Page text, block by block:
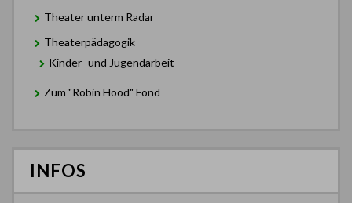
Theater unterm Radar
Theaterpädagogik
Kinder- und Jugendarbeit
Zum "Robin Hood" Fond
INFOS